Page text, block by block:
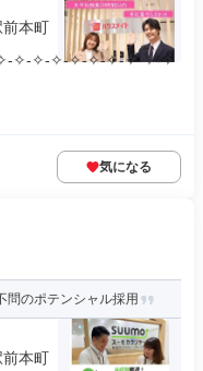
本町
✧-✧-✧-✧-✧-✧-✧-✧-✧-✧
気になる
問のポテンシャル採用
本町